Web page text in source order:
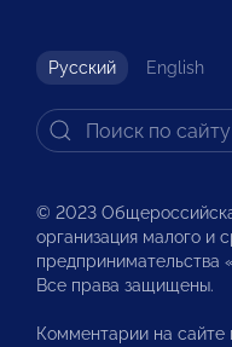
Русский English
© 2023
организация малого и
Все права защищены.
Комментарии на сайте